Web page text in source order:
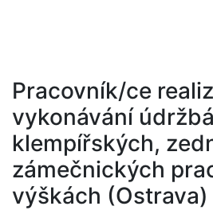
Pracovník/ce
vykonávání
klempířských,
zámečnických
výškách (Ostrava)